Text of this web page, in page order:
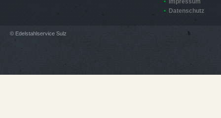
Impressum
Datenschutz
© Edelstahlservice Sulz